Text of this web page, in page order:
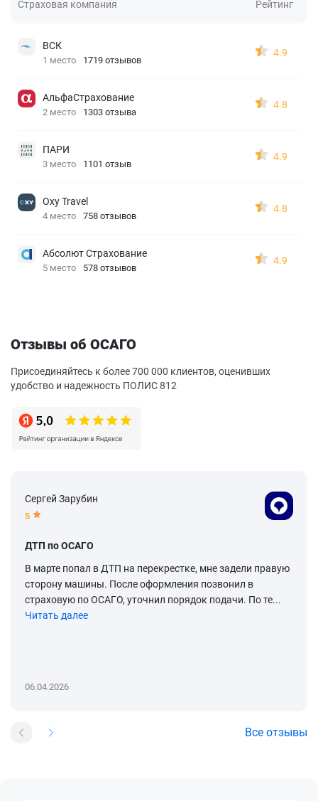
Страховая компания Рейтинг
ВСК
1 место 1719 отзывов
4.9
АльфаСтрахование
2 место 1303 отзыва
4.8
ПАРИ
3 место 1101 отзыв
4.9
Oxy Travel
4 место 758 отзывов
4.8
Абсолют Страхование
5 место 578 отзывов
4.9
Отзывы об ОСАГО
Присоединяйтесь к более 700 000 клиентов, оценивших
удобство и надежность ПОЛИС 812
Сергей Зарубин
5
ДТП по ОСАГО
В марте попал в ДТП на перекрестке, мне задели правую
сторону машины. После оформления позвонил в
страховую по ОСАГО, уточнил порядок подачи. По те...
Читать далее
06.04.2026
Все отзывы